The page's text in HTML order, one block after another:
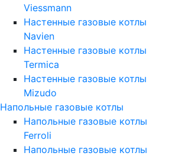
Viessmann
Настенные газовые котлы
Navien
Настенные газовые котлы
Termica
Настенные газовые котлы
Mizudo
Напольные газовые котлы
Напольные газовые котлы
Ferroli
Напольные газовые котлы